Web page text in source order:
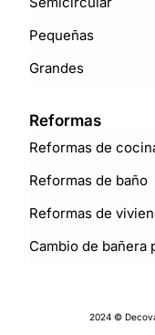
Pequeñas
Grandes
Reformas
Reformas de
Reformas de baño
Reformas de
Cambio de bañera
2024 ©